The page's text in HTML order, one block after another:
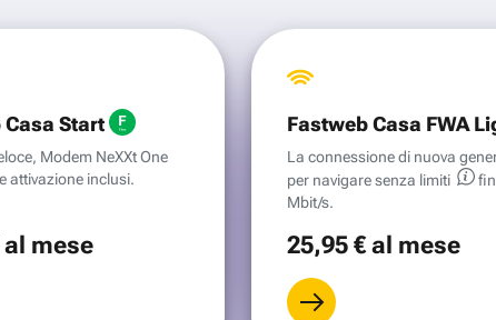
Casa Start
Modem NeXXt One
attivazione inclusi.
al mese
Fastweb Casa FWA
La connessione di nuova
per navigare senza limiti
Mbit/s.
25,95 €al mese